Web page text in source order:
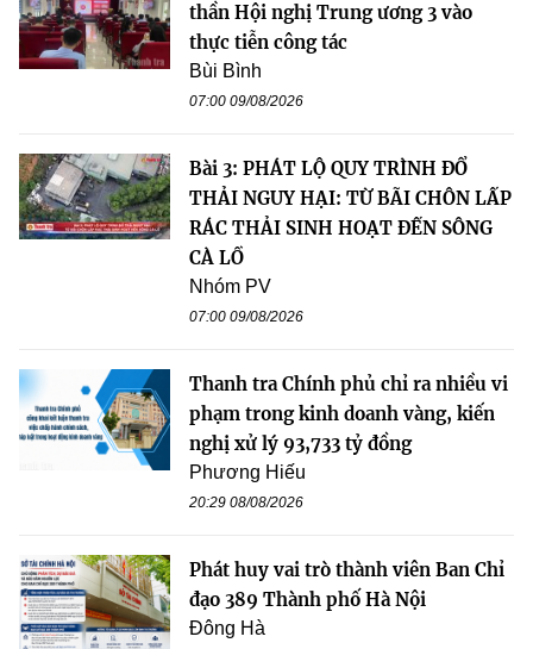
thần Hội nghị Trung ương 3 vào
thực tiễn công tác
Bùi Bình
07:00 09/08/2026
Bài 3: PHÁT LỘ QUY TRÌNH ĐỔ
THẢI NGUY HẠI: TỪ BÃI CHÔN LẤP
RÁC THẢI SINH HOẠT ĐẾN SÔNG
CÀ LỒ
Nhóm PV
07:00 09/08/2026
Thanh tra Chính phủ chỉ ra nhiều vi
phạm trong kinh doanh vàng, kiến
nghị xử lý 93,733 tỷ đồng
Phương Hiếu
20:29 08/08/2026
Phát huy vai trò thành viên Ban Chỉ
đạo 389 Thành phố Hà Nội
Đông Hà